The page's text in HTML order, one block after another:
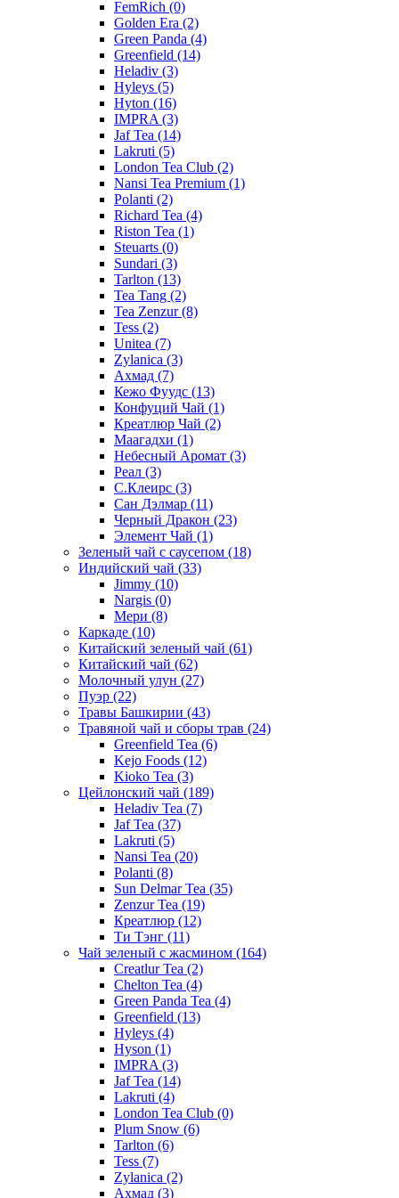
FemRich (0)
Golden Era (2)
Green Panda (4)
Greenfield (14)
Heladiv (3)
Hyleys (5)
Hyton (16)
IMPRA (3)
Jaf Tea (14)
Lakruti (5)
London Tea Club (2)
Nansi Tea Premium (1)
Polanti (2)
Richard Tea (4)
Riston Tea (1)
Steuarts (0)
Sundari (3)
Tarlton (13)
Tea Tang (2)
Tea Zenzur(8)
Tess (2)
Unitea (7)
Zylanica (3)
Ахмад (7)
Кежо Фуудс (13)
Конфуций Чай (1)
Креатлюр Чай (2)
Маагадхи (1)
Небесный Аромат (3)
Реал (3)
С.Клеирс (3)
Сан Дэлмар (11)
Черный Дракон (23)
Элемент Чай (1)
Зеленый чай с саусепом (18)
Индийский чай (33)
Jimmy (10)
Nargis (0)
Мери (8)
Каркаде (10)
Китайский зеленый чай (61)
Китайский чай (62)
Молочный улун (27)
Пуэр (22)
Травы Башкирии (43)
Травяной чай и сборы трав (24)
Greenfield Tea (6)
Kejo Foods (12)
Kioko Tea (3)
Цейлонский чай (189)
Heladiv Tea (7)
Jaf Tea (37)
Lakruti (5)
Nansi Tea (20)
Polanti (8)
Sun Delmar Tea (35)
Zenzur Tea (19)
Креатлюр (12)
Ти Тэнг (11)
Чай зеленый с жасмином (164)
Creatlur Tea (2)
Chelton Tea (4)
Green Panda Tea (4)
Greenfield (13)
Hyleys (4)
Hyson (1)
IMPRA (3)
Jaf Tea (14)
Lakruti (4)
London Tea Club (0)
Plum Snow (6)
Tarlton (6)
Tess (7)
Zylanica (2)
Ахмад (3)